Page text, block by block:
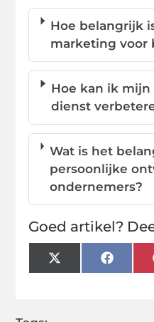
Hoe belangrijk
marketing voor
Hoe kan ik
dienst
Wat is het
persoonlijke
ondernemers?
Goed artikel?
X
(Twitter)